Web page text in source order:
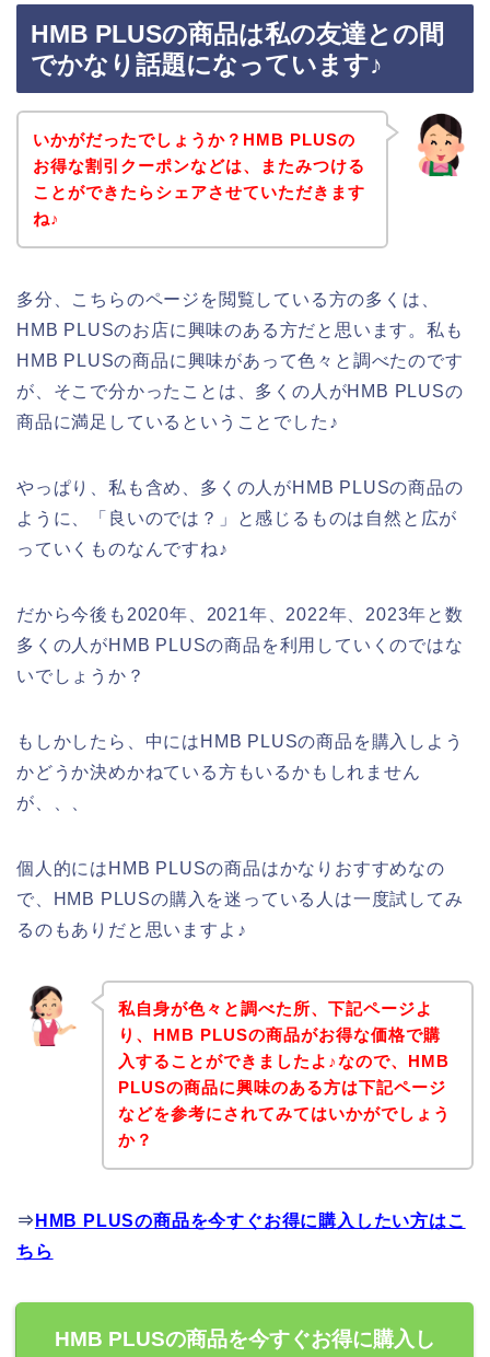
HMB PLUSの商品は私の友達との間
でかなり話題になっています♪
いかがだったでしょうか？HMB PLUSの
お得な割引クーポンなどは、またみつける
ことができたらシェアさせていただきます
ね♪
多分、こちらのページを閲覧している方の多くは、
HMB PLUSのお店に興味のある方だと思います。私も
HMB PLUSの商品に興味があって色々と調べたのです
が、そこで分かったことは、多くの人がHMB PLUSの
商品に満足しているということでした♪
やっぱり、私も含め、多くの人がHMB PLUSの商品の
ように、「良いのでは？」と感じるものは自然と広が
っていくものなんですね♪
だから今後も2020年、2021年、2022年、2023年と数
多くの人がHMB PLUSの商品を利用していくのではな
いでしょうか？
もしかしたら、中にはHMB PLUSの商品を購入しよう
かどうか決めかねている方もいるかもしれません
が、、、
個人的にはHMB PLUSの商品はかなりおすすめなの
で、HMB PLUSの購入を迷っている人は一度試してみ
るのもありだと思いますよ♪
私自身が色々と調べた所、下記ページよ
り、HMB PLUSの商品がお得な価格で購
入することができましたよ♪なので、HMB
PLUSの商品に興味のある方は下記ページ
などを参考にされてみてはいかがでしょう
か？
⇒ HMB PLUSの商品を今すぐお得に購入したい方はこ
ちら
HMB PLUSの商品を今すぐお得に購入し